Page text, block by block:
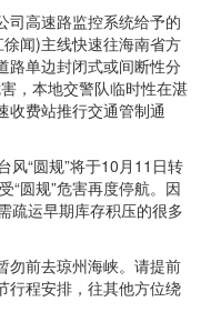
高速路监控系统给予的
闻)主线快速往海南省方
路单边封闭式或间断性分
，本地交警队临时性在湛
收费站推行交通管制通
“圆规”将于10月11日转
“圆规”危害再度停航。因
疏运早期库存积压的很多
前去琼州海峡。请提前
行程安排，往其他方位绕